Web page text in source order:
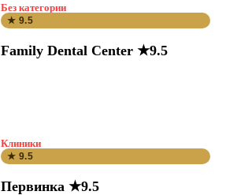
Без категории
★ 9.5
Family Dental Center ★9.5
Клиники
★ 9.5
Первинка ★9.5